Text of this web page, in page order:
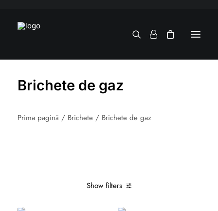
Brichete de gaz
Prima pagină Brichete Brichete de gaz
Show filters